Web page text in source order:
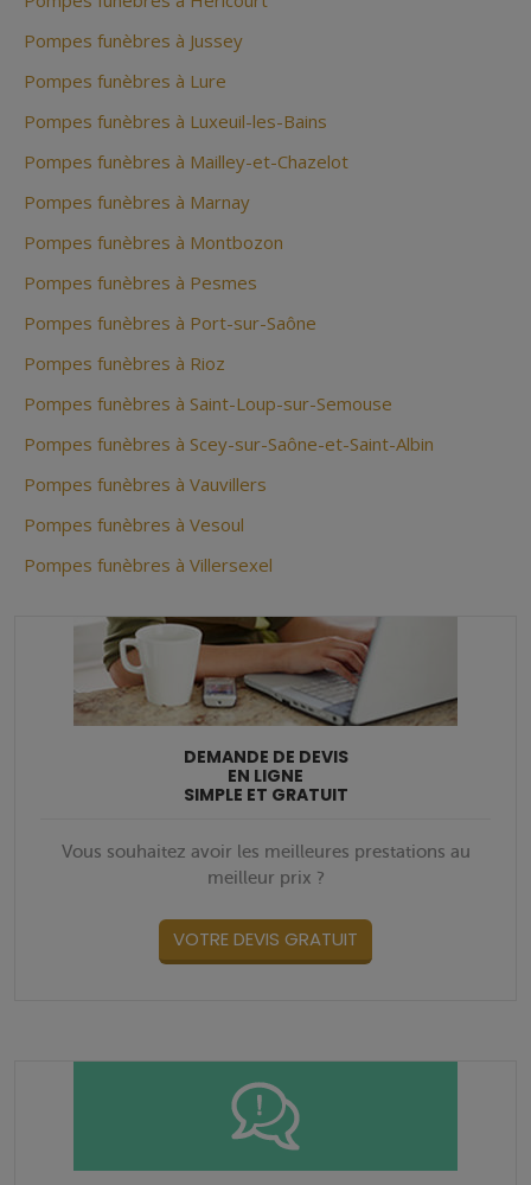
Pompes funèbres à Jussey
Pompes funèbres à Lure
Pompes funèbres à Luxeuil-les-Bains
Pompes funèbres à Mailley-et-Chazelot
Pompes funèbres à Marnay
Pompes funèbres à Montbozon
Pompes funèbres à Pesmes
Pompes funèbres à Port-sur-Saône
Pompes funèbres à Rioz
Pompes funèbres à Saint-Loup-sur-Semouse
Pompes funèbres à Scey-sur-Saône-et-Saint-Albin
Pompes funèbres à Vauvillers
Pompes funèbres à Vesoul
Pompes funèbres à Villersexel
DEMANDE DE DEVIS
EN LIGNE
SIMPLE ET GRATUIT
Vous souhaitez avoir les meilleures prestations au
meilleur prix ?
VOTRE DEVIS GRATUIT